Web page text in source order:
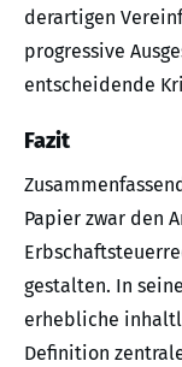
derartigen
progressive
entscheidende
Fazit
Papier zwar den
gestalten. In
erhebliche
Definition